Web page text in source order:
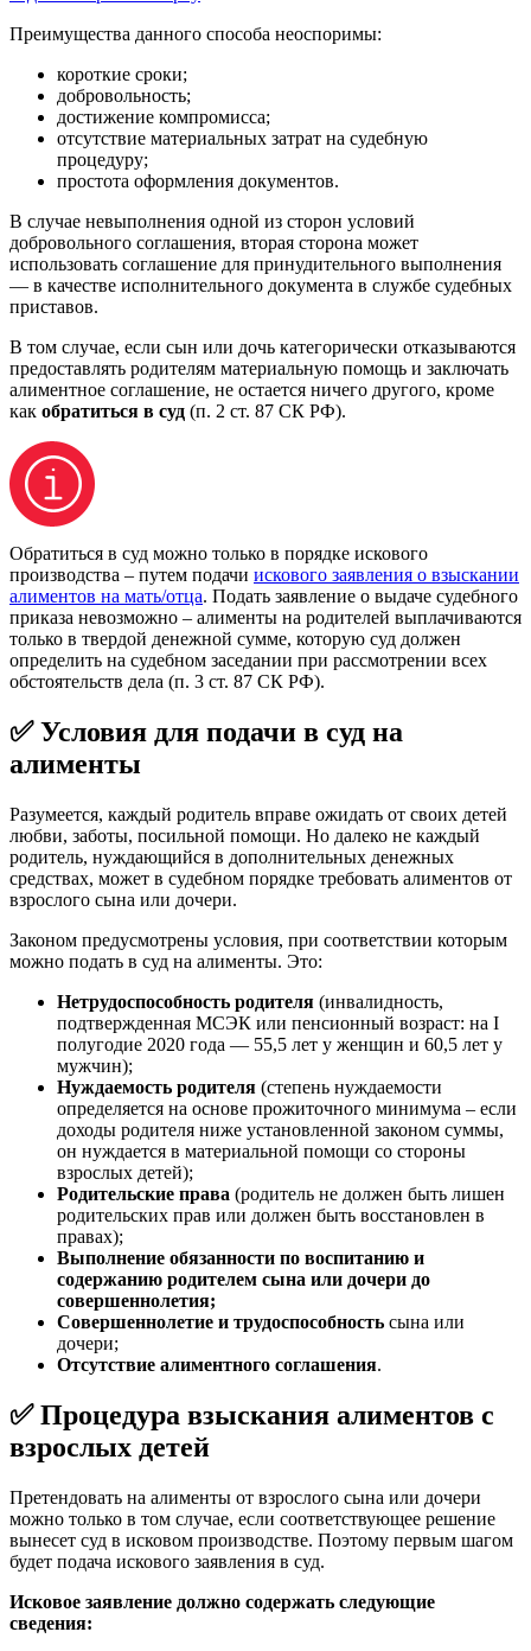
Преимущества данного способа неоспоримы:
короткие сроки;
добровольность;
достижение компромисса;
отсутствие материальных затрат на судебную
процедуру;
простота оформления документов.
В случае невыполнения одной из сторон условий
добровольного соглашения, вторая сторона может
использовать соглашение для принудительного выполнения
— в качестве исполнительного документа в службе судебных
приставов.
В том случае, если сын или дочь категорически отказываются
предоставлять родителям материальную помощь и заключать
алиментное соглашение, не остается ничего другого, кроме
как обратиться в суд (п. 2 ст. 87 СК РФ).
Обратиться в суд можно только в порядке искового
производства – путем подачи искового заявления о взыскании
алиментов на мать/отца. Подать заявление о выдаче судебного
приказа невозможно – алименты на родителей выплачиваются
только в твердой денежной сумме, которую суд должен
определить на судебном заседании при рассмотрении всех
обстоятельств дела (п. 3 ст. 87 СК РФ).
✅ Условия для подачи в суд на
алименты
Разумеется, каждый родитель вправе ожидать от своих детей
любви, заботы, посильной помощи. Но далеко не каждый
родитель, нуждающийся в дополнительных денежных
средствах, может в судебном порядке требовать алиментов от
взрослого сына или дочери.
Законом предусмотрены условия, при соответствии которым
можно подать в суд на алименты. Это:
Нетрудоспособность родителя (инвалидность,
подтвержденная МСЭК или пенсионный возраст: на I
полугодие 2020 года — 55,5 лет у женщин и 60,5 лет у
мужчин);
Нуждаемость родителя (степень нуждаемости
определяется на основе прожиточного минимума – если
доходы родителя ниже установленной законом суммы,
он нуждается в материальной помощи со стороны
взрослых детей);
Родительские права (родитель не должен быть лишен
родительских прав или должен быть восстановлен в
правах);
Выполнение обязанности по воспитанию и
содержанию родителем сына или дочери до
совершеннолетия;
Совершеннолетие и трудоспособность сына или
дочери;
Отсутствие алиментного соглашения.
✅ Процедура взыскания алиментов с
взрослых детей
Претендовать на алименты от взрослого сына или дочери
можно только в том случае, если соответствующее решение
вынесет суд в исковом производстве. Поэтому первым шагом
будет подача искового заявления в суд.
Исковое заявление должно содержать следующие
сведения: